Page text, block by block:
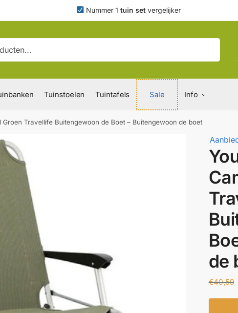
Nummer 1 tuin set vergelijker
Tuinstoelen Tuintafels Sale Info
Groen Travellife Buitengewoon de Boet – Buitengewoon de boet
de
€40,59